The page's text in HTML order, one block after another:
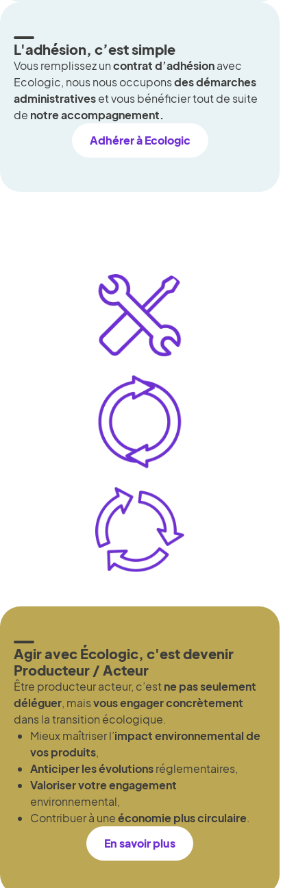
L'adhésion, c’est simple
Vous remplissez uncontrat d’adhésionavec
Ecologic, nous nous occuponsdes démarches
administrativeset vous bénéficier tout de suite
de notre accompagnement.
Adhérer à Ecologic
Agir avec Écologic, c'est devenir
Producteur / Acteur
Être producteur acteur, c’estne pas seulement
déléguer, maisvous engager concrètement
dans la transition écologique.
Mieux maîtriser l’impact environnemental de
vos produits,
Anticiper les évolutionsréglementaires,
Valoriser votre engagement
environnemental,
Contribuer à uneéconomie plus circulaire.
En savoir plus